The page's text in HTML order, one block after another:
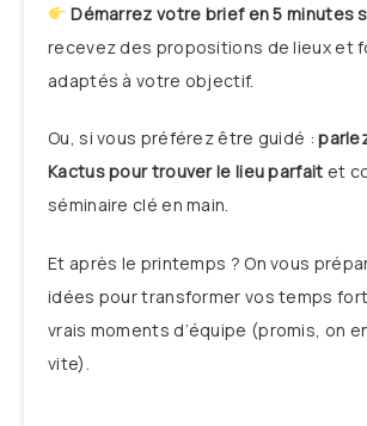
Démarrez votre brief en 5 minutes
recevez des propositions de lieux et
adaptés à votre objectif.
Ou, si vous préférez être guidé :
Kactus pour trouver le lieu parfait et
séminaire clé en main.
Et après le printemps ? On vous
idées pour transformer vos temps
vrais moments d’équipe (promis, on
vite).